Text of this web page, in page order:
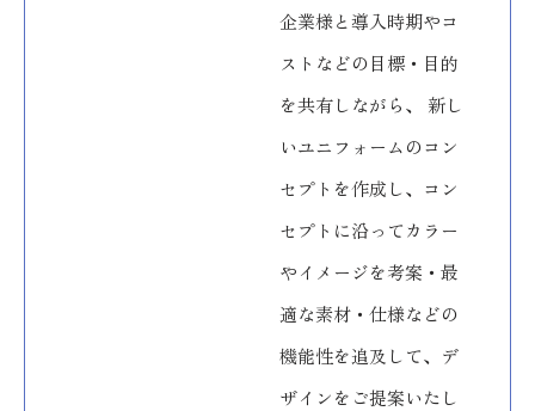
企業様と導入時期やコ
ストなどの目標・目的
を共有しながら、 新し
いユニフォームのコン
セプトを作成し、コン
セプトに沿ってカラー
やイメージを考案・最
適な素材・仕様などの
機能性を追及して、デ
ザインをご提案いたし